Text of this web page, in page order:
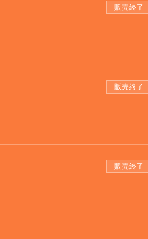
販売終了
販売終了
販売終了